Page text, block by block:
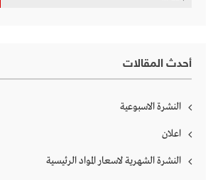
أحدث المقالات
النشرة الاسبوعية
اعلان
النشرة الشهرية لاسعار المواد الرئيسية